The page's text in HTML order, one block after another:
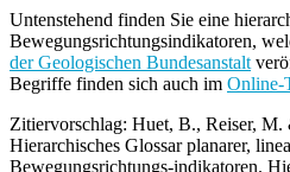
Untenstehend finden Sie eine
Bewegungsrichtungsindikatoren,
der Geologischen Bundesanstalt
Begriffe finden sich auch im Online-
Zitiervorschlag: Huet, B., Reiser, M.
Hierarchisches Glossar planarer,
Bewegungsrichtungs-indikatoren.